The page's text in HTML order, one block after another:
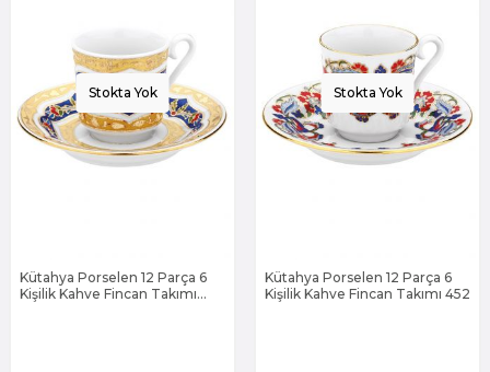
Stokta Yok
Kütahya Porselen 12 Parça 6
Kişilik Kahve Fincan Takımı
Stokta Yok
Kütahya Porselen 12 Parça 6
Kişilik Kahve Fincan Takımı 452